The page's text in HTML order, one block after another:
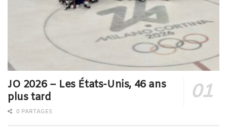
JO 2026 – Les États-Unis, 46 ans
plus tard
0 PARTAGES